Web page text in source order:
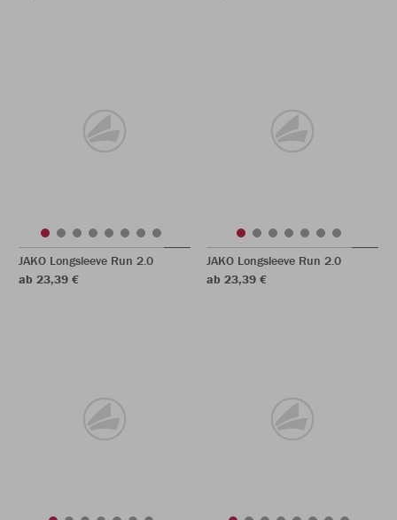
JAKO Longsleeve Run 2.0
ab 23,39 €
JAKO Longsleeve Run 2.0
ab 23,39 €